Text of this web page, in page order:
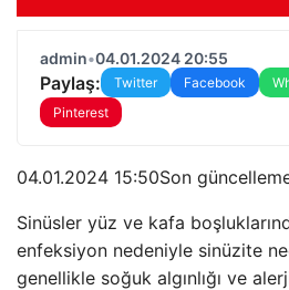
admin•04.01.2024 20:55
Paylaş: Twitter Facebook
Pinterest
04.01.2024 15:50Son
Sinüsler yüz ve kafa
enfeksiyon nedeniyle sinüzite
genellikle soğuk algınlığı ve